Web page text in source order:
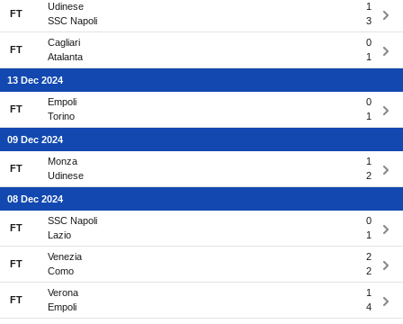
FT
Udinese
1
SSC Napoli
3
FT
Cagliari
0
Atalanta
1
13 Dec 2024
FT
Empoli
0
Torino
1
09 Dec 2024
FT
Monza
1
Udinese
2
08 Dec 2024
FT
SSC Napoli
0
Lazio
1
FT
Venezia
2
Como
2
FT
Verona
1
Empoli
4